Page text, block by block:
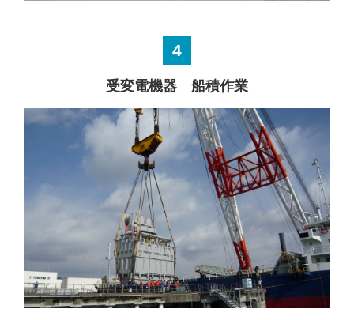
4
受変電機器 船積作業